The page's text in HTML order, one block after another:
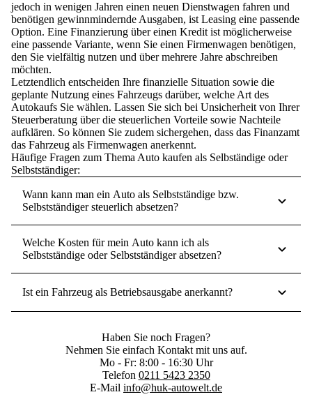
jedoch in wenigen Jahren einen neuen Dienstwagen fahren und
benötigen gewinnmindernde Ausgaben, ist Leasing eine passende
Option. Eine Finanzierung über einen Kredit ist möglicherweise
eine passende Variante, wenn Sie einen Firmenwagen benötigen,
den Sie vielfältig nutzen und über mehrere Jahre abschreiben
möchten.
Letztendlich entscheiden Ihre finanzielle Situation sowie die
geplante Nutzung eines Fahrzeugs darüber, welche Art des
Autokaufs Sie wählen. Lassen Sie sich bei Unsicherheit von Ihrer
Steuerberatung über die steuerlichen Vorteile sowie Nachteile
aufklären. So können Sie zudem sichergehen, dass das Finanzamt
das Fahrzeug als Firmenwagen anerkennt.
Häufige Fragen zum Thema Auto kaufen als Selbständige oder
Selbstständiger:
Wann kann man ein Auto als Selbstständige bzw.
Selbstständiger steuerlich absetzen?
Welche Kosten für mein Auto kann ich als
Selbstständige oder Selbstständiger absetzen?
Ist ein Fahrzeug als Betriebsausgabe anerkannt?
Haben Sie noch Fragen?
Nehmen Sie einfach Kontakt mit uns auf.
Mo - Fr: 8:00 - 16:30 Uhr
Telefon 0211 5423 2350
E-Mail info@huk-autowelt.de